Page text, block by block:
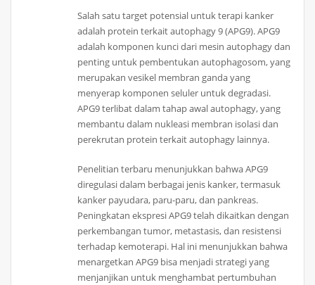
Salah satu target potensial untuk terapi kanker
adalah protein terkait autophagy 9 (APG9). APG9
adalah komponen kunci dari mesin autophagy dan
penting untuk pembentukan autophagosom, yang
merupakan vesikel membran ganda yang
menyerap komponen seluler untuk degradasi.
APG9 terlibat dalam tahap awal autophagy, yang
membantu dalam nukleasi membran isolasi dan
perekrutan protein terkait autophagy lainnya.
Penelitian terbaru menunjukkan bahwa APG9
diregulasi dalam berbagai jenis kanker, termasuk
kanker payudara, paru-paru, dan pankreas.
Peningkatan ekspresi APG9 telah dikaitkan dengan
perkembangan tumor, metastasis, dan resistensi
terhadap kemoterapi. Hal ini menunjukkan bahwa
menargetkan APG9 bisa menjadi strategi yang
menjanjikan untuk menghambat pertumbuhan